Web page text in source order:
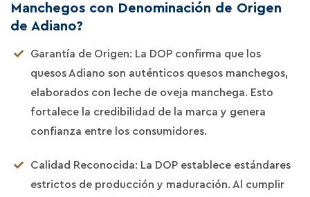
Manchegos con Denominación de Origen
de Adiano?
Garantía de Origen: La DOP confirma que los
quesos Adiano son auténticos quesos manchegos,
elaborados con leche de oveja manchega. Esto
fortalece la credibilidad de la marca y genera
confianza entre los consumidores.
Calidad Reconocida: La DOP establece estándares
estrictos de producción y maduración. Al cumplir